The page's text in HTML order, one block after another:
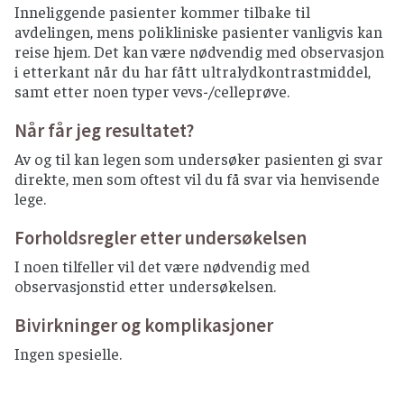
Inneliggende pasienter kommer tilbake til
avdelingen, mens polikliniske pasienter vanligvis kan
reise hjem. Det kan være nødvendig med observasjon
i etterkant når du har fått ultralydkontrastmiddel,
samt etter noen typer vevs-/celleprøve.
Når får jeg resultatet?
Av og til kan legen som undersøker pasienten gi svar
direkte, men som oftest vil du få svar via henvisende
lege.
Forholdsregler etter undersøkelsen
I noen tilfeller vil det være nødvendig med
observasjonstid etter undersøkelsen.
Bivirkninger og komplikasjoner
Ingen spesielle.